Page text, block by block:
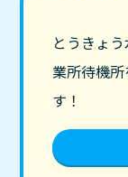
とうきょ
業所待機
す！